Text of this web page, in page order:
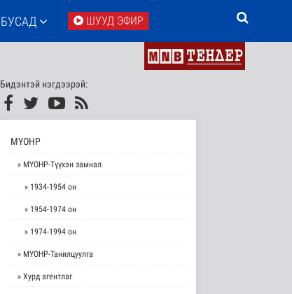
БУСАД ШУУД ЭФИР
Бидэнтэй нэгдээрэй:
МҮОНР
» МҮОНР-Түүхэн замнал
» 1934-1954 он
» 1954-1974 он
» 1974-1994 он
» МҮОНР-Танилцуулга
» Хурд агентлаг